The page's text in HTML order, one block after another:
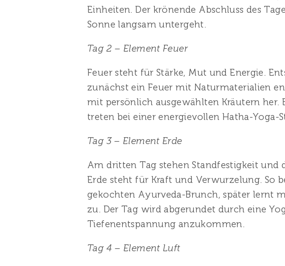
Einheiten. Der krönende Abschluss des
Sonne langsam untergeht.
Tag 2 – Element Feuer
Feuer steht für Stärke, Mut und Energie.
zunächst ein Feuer mit Naturmaterialien
mit persönlich ausgewählten Kräutern
treten bei einer energievollen Hatha-
Tag 3 – Element Erde
Am dritten Tag stehen Standfestigkeit und
Erde steht für Kraft und Verwurzelung. So
gekochten Ayurveda-Brunch, später lernt
zu. Der Tag wird abgerundet durch eine
Tiefenentspannung anzukommen.
Tag 4 – Element Luft